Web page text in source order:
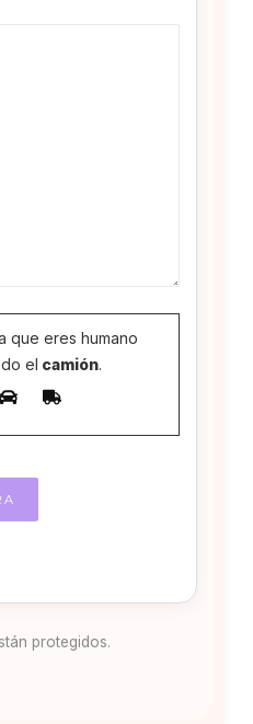
que eres humano
el camión.
protegidos.